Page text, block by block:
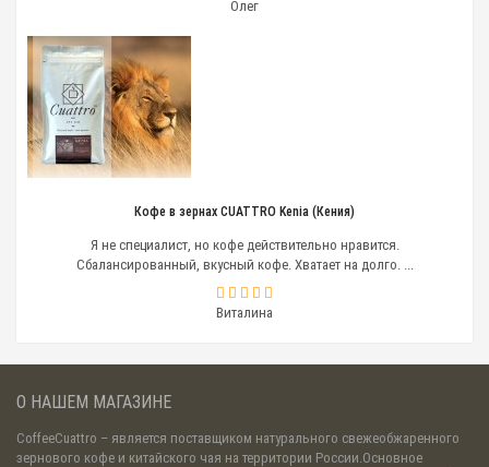
Олег
Кофе в зернах CUATTRO Kenia (Кения)
Я не специалист, но кофе действительно нравится.
Сбалансированный, вкусный кофе. Хватает на долго. ...
Виталина
О НАШЕМ МАГАЗИНЕ
CoffeeCuattro – является поставщиком натурального свежеобжаренного
зернового кофе и китайского чая на территории России.Основное